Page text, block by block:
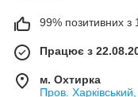
99% позитивних з
Працює з
м. Охтирка
Пров.